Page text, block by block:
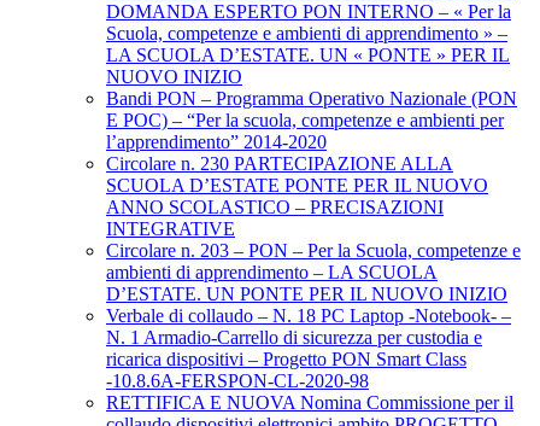
DOMANDA ESPERTO PON INTERNO – « Per la
Scuola, competenze e ambienti di apprendimento » –
LA SCUOLA D’ESTATE. UN « PONTE » PER IL
NUOVO INIZIO
Bandi PON – Programma Operativo Nazionale (PON
E POC) – “Per la scuola, competenze e ambienti per
l’apprendimento” 2014-2020
Circolare n. 230 PARTECIPAZIONE ALLA
SCUOLA D’ESTATE PONTE PER IL NUOVO
ANNO SCOLASTICO – PRECISAZIONI
INTEGRATIVE
Circolare n. 203 – PON – Per la Scuola, competenze e
ambienti di apprendimento – LA SCUOLA
D’ESTATE. UN PONTE PER IL NUOVO INIZIO
Verbale di collaudo – N. 18 PC Laptop -Notebook- –
N. 1 Armadio-Carrello di sicurezza per custodia e
ricarica dispositivi – Progetto PON Smart Class
-10.8.6A-FERSPON-CL-2020-98
RETTIFICA E NUOVA Nomina Commissione per il